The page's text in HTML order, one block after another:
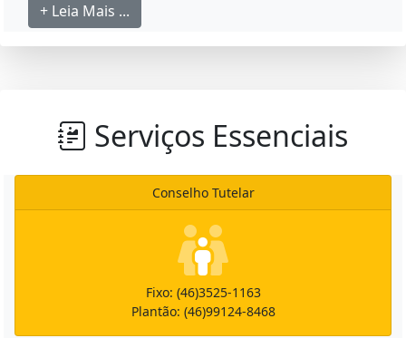
+ Leia Mais ...
Serviços Essenciais
Conselho Tutelar
Fixo: (46)3525-1163
Plantão: (46)99124-8468